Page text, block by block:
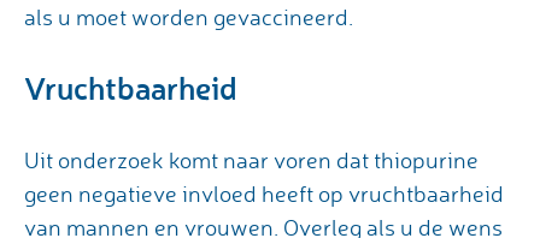
als u moet worden gevaccineerd.
Vruchtbaarheid
Uit onderzoek komt naar voren dat thiopurine
geen negatieve invloed heeft op vruchtbaarheid
van mannen en vrouwen. Overleg als u de wens